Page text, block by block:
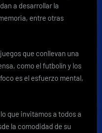
a desarrollar la
entre otras
que conllevan una
como el futbolín y los
es el esfuerzo mental,
que invitamos a todos a
la comodidad de su